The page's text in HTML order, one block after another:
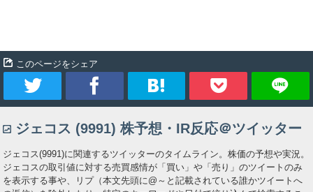
このページをシェア
イ
ー
ェ
ア
ッ
ク
ジェコス (9991) 株予想・IR反応＠ツイッター
ジェコス(9991)に関連するツイッターのタイムライン。株価の予想や実況。
ジェコスの取引値に対する売買感情が「買い」や「売り」のツイートのみ
を表示する事や、リプ（本文先頭に@～と記載されている誰かツイートへ